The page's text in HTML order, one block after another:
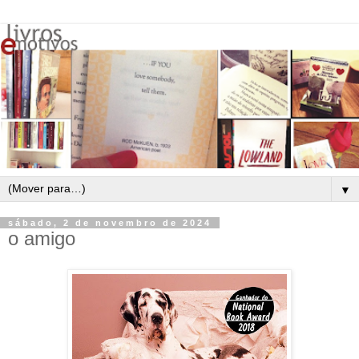
▼
sábado, 2 de novembro de 2024
o amigo